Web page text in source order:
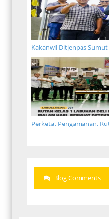
Kakanwil Ditjenpas Sumut
Perketat Pengamanan,
Blog Comments